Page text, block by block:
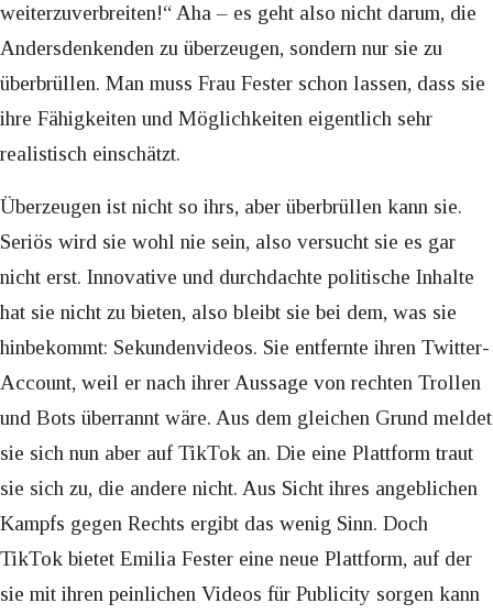
weiterzuverbreiten!“ Aha – es geht also nicht darum, die
Andersdenkenden zu überzeugen, sondern nur sie zu
überbrüllen. Man muss Frau Fester schon lassen, dass sie
ihre Fähigkeiten und Möglichkeiten eigentlich sehr
realistisch einschätzt.
Überzeugen ist nicht so ihrs, aber überbrüllen kann sie.
Seriös wird sie wohl nie sein, also versucht sie es gar
nicht erst. Innovative und durchdachte politische Inhalte
hat sie nicht zu bieten, also bleibt sie bei dem, was sie
hinbekommt: Sekundenvideos. Sie entfernte ihren Twitter-
Account, weil er nach ihrer Aussage von rechten Trollen
und Bots überrannt wäre. Aus dem gleichen Grund meldet
sie sich nun aber auf TikTok an. Die eine Plattform traut
sie sich zu, die andere nicht. Aus Sicht ihres angeblichen
Kampfs gegen Rechts ergibt das wenig Sinn. Doch
TikTok bietet Emilia Fester eine neue Plattform, auf der
sie mit ihren peinlichen Videos für Publicity sorgen kann